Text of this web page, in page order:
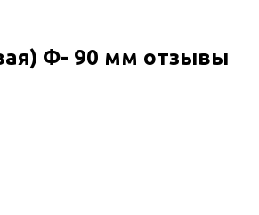
Ф- 90 мм отзывы